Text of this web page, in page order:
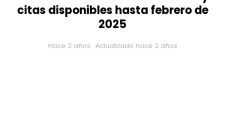
citas disponibles hasta febrero de
2025
hace 2 años · Actualizado hace 2 años